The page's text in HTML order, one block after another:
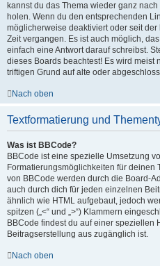
kannst du das Thema wieder ganz
holen. Wenn du den entsprechenden
möglicherweise deaktiviert oder seit
Zeit vergangen. Es ist auch möglich,
einfach eine Antwort darauf schreibst.
dieses Boards beachtest! Es wird meist
triftigen Grund auf alte oder
Nach oben
Textformatierung und
Was ist BBCode?
BBCode ist eine spezielle Umsetzung
Formatierungsmöglichkeiten für deinen
von BBCode werden durch die Board-
auch durch dich für jeden einzelnen
ähnlich wie HTML aufgebaut, jedoch
spitzen („<“ und „>“) Klammern
BBCode findest du auf einer speziellen
Beitragserstellung aus zugänglich ist.
Nach oben